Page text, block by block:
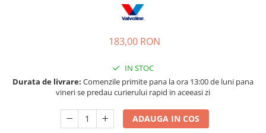
183,00 RON
IN STOC
Durata de livrare: Comenzile primite pana la ora 13:00 de luni pana
vineri se predau curierului rapid in aceeasi zi
ADAUGA IN COS